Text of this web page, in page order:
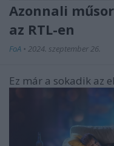
Azonnali
az RTL-en
FoA • 2024. szeptember 26.
Ez már a sokadik az